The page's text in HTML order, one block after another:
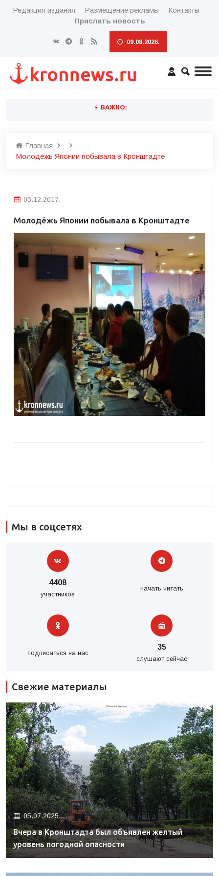
Редакция издания Размещение рекламы
Контакты
Прислать новость
09.08.2026.
ВАЖНО:
Главная
Молодёжь Японии побывала в Кронштадте
05.12.2017.
Молодёжь Японии побывала в Кронштадте
Мы в соцсетях
4408
участников
начать читать
подписаться на нас
35
слушают сейчас
Свежие материалы
05.07.2025.
Вчера в Кронштадта был объявлен желтый
уровень погодной опасности